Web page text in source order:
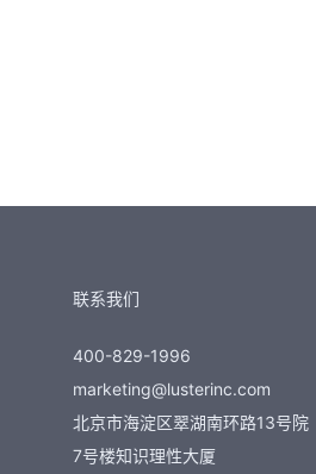
联系我们
400-829-1996
marketing@lusterinc.com
北京市海淀区翠湖南环路13号院
7号楼知识理性大厦